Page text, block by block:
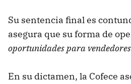
Su sentencia final es
asegura que su forma de
oportunidades para
En su dictamen, la Cofece